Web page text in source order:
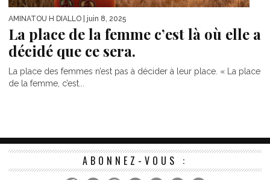
AMINATOU H DIALLO | juin 8, 2025
La place de la femme c’est là où elle a
décidé que ce sera.
La place des femmes n’est pas à décider à leur place. « La place
de la femme, c’est...
ABONNEZ-VOUS :